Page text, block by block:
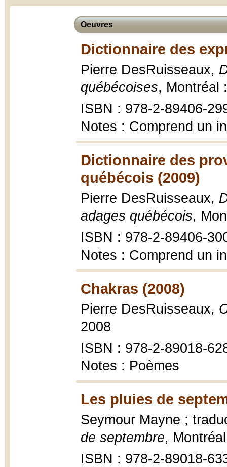
Oeuvres
Dictionnaire des
Pierre DesRuisseaux,
québécoises, Montréal
ISBN : 978-2-89406-
Notes : Comprend un
Dictionnaire des
québécois (2009)
Pierre DesRuisseaux,
adages québécois,
ISBN : 978-2-89406-
Notes : Comprend un
Chakras (2008)
Pierre DesRuisseaux,
2008
ISBN : 978-2-89018-
Notes : Poèmes
Les pluies de
Seymour Mayne ;
de septembre,
ISBN : 978-2-89018-